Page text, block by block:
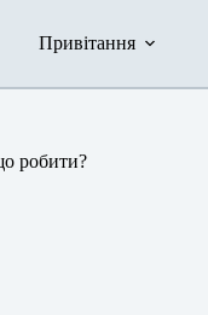
Привітання
робити?